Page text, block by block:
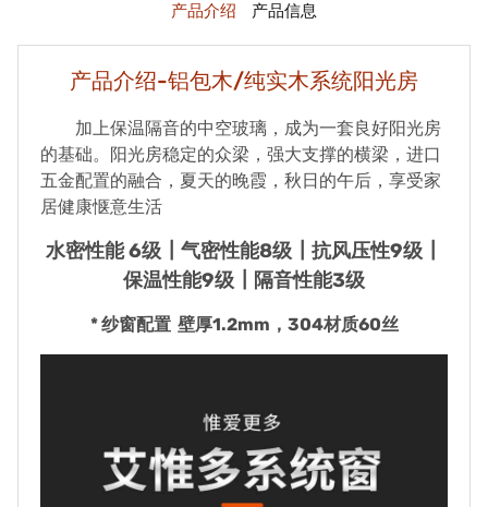
产品介绍 产品信息
产品介绍-铝包木/纯实木系统阳光房
加上保温隔音的中空玻璃，成为一套良好阳光房
的基础。阳光房稳定的众梁，强大支撑的横梁，进口
五金配置的融合，夏天的晚霞，秋日的午后，享受家
居健康惬意生活
水密性能 6级┃气密性能8级┃抗风压性9级┃
保温性能9级┃隔音性能3级
* 纱窗配置 壁厚1.2mm，304材质60丝